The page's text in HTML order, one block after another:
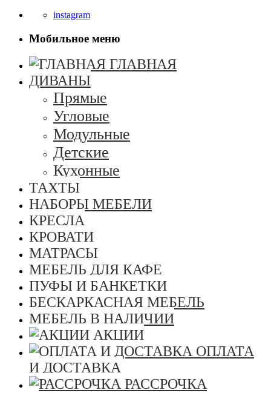
instagram
Мобильное меню
ГЛАВНАЯ
ДИВАНЫ
Прямые
Угловые
Модульные
Детские
Кухонные
ТАХТЫ
НАБОРЫ МЕБЕЛИ
КРЕСЛА
КРОВАТИ
МАТРАСЫ
МЕБЕЛЬ ДЛЯ КАФЕ
ПУФЫ И БАНКЕТКИ
БЕСКАРКАСНАЯ МЕБЕЛЬ
МЕБЕЛЬ В НАЛИЧИИ
АКЦИИ
ОПЛАТА
И ДОСТАВКА
РАССРОЧКА